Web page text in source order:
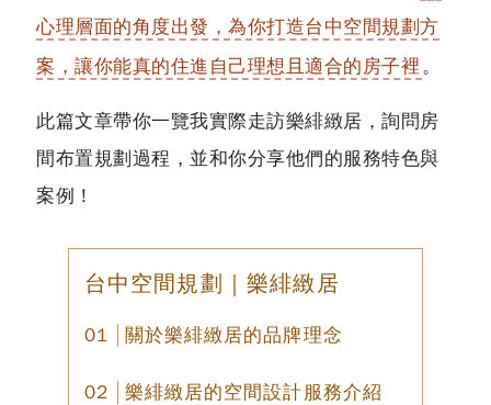
心理層面的角度出發，為你打造台中空間規劃方
案，讓你能真的住進自己理想且適合的房子裡。
此篇文章帶你一覽我實際走訪樂緋緻居，詢問房
間布置規劃過程，並和你分享他們的服務特色與
案例！
台中空間規劃｜樂緋緻居
關於樂緋緻居的品牌理念
樂緋緻居的空間設計服務介紹